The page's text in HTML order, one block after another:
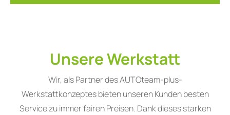
Unsere Werkstatt
Wir, als Partner des AUTOteam-plus-
Werkstattkonzeptes bieten unseren Kunden besten
Service zu immer fairen Preisen. Dank dieses starken